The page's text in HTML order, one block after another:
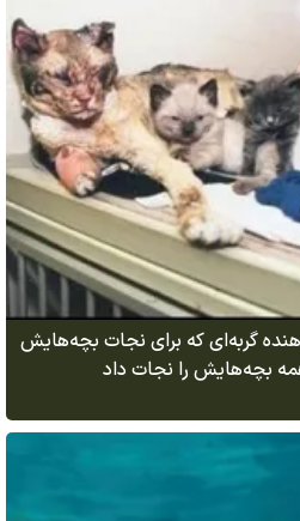
گربه‌ای که برای نجات بچه‌هایش
بچه‌هایش را نجات داد